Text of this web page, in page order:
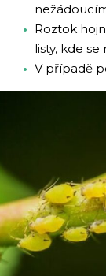
Roztok
listy, kde se
V případě